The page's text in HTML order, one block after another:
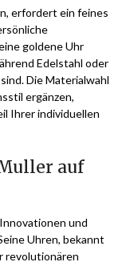
erfordert ein feines
goldene Uhr
Edelstahl oder
Die Materialwahl
ergänzen,
Ihrer individuellen
auf
und
Uhren, bekannt
revolutionären